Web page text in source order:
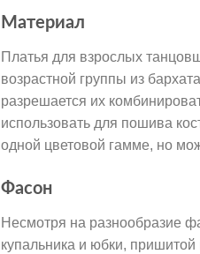
Материал
Платья для взрослых
возрастной группы из
разрешается их
использовать для пошива
одной цветовой гамме, но
Фасон
Несмотря на разнообразие
купальника и юбки,